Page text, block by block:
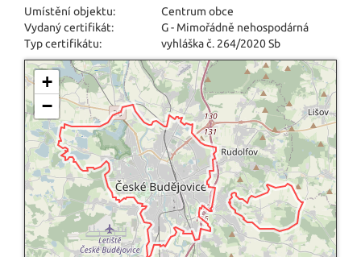
Umístění objektu:
Centrum obce
Vydaný certifikát:
G - Mimořádně nehospodárná
Typ certifikátu:
vyhláška č. 264/2020 Sb
+
−